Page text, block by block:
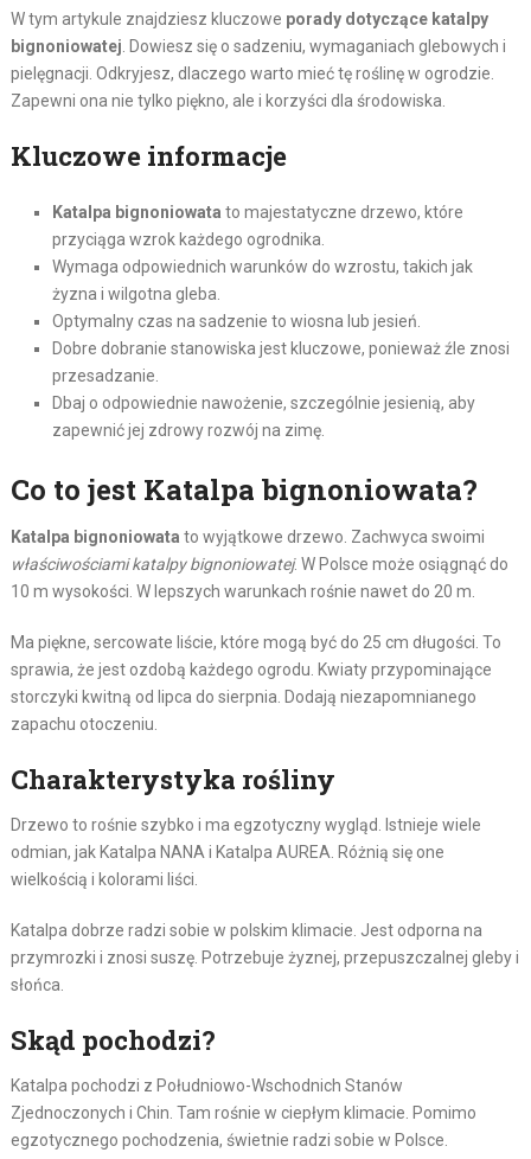
W tym artykule znajdziesz kluczowe porady dotyczące katalpy
bignoniowatej. Dowiesz się o sadzeniu, wymaganiach glebowych i
pielęgnacji. Odkryjesz, dlaczego warto mieć tę roślinę w ogrodzie.
Zapewni ona nie tylko piękno, ale i korzyści dla środowiska.
Kluczowe informacje
Katalpa bignoniowata to majestatyczne drzewo, które
przyciąga wzrok każdego ogrodnika.
Wymaga odpowiednich warunków do wzrostu, takich jak
żyzna i wilgotna gleba.
Optymalny czas na sadzenie to wiosna lub jesień.
Dobre dobranie stanowiska jest kluczowe, ponieważ źle znosi
przesadzanie.
Dbaj o odpowiednie nawożenie, szczególnie jesienią, aby
zapewnić jej zdrowy rozwój na zimę.
Co to jest Katalpa bignoniowata?
Katalpa bignoniowata to wyjątkowe drzewo. Zachwyca swoimi
właściwościami katalpy bignoniowatej. W Polsce może osiągnąć do
10 m wysokości. W lepszych warunkach rośnie nawet do 20 m.
Ma piękne, sercowate liście, które mogą być do 25 cm długości. To
sprawia, że jest ozdobą każdego ogrodu. Kwiaty przypominające
storczyki kwitną od lipca do sierpnia. Dodają niezapomnianego
zapachu otoczeniu.
Charakterystyka rośliny
Drzewo to rośnie szybko i ma egzotyczny wygląd. Istnieje wiele
odmian, jak Katalpa NANA i Katalpa AUREA. Różnią się one
wielkością i kolorami liści.
Katalpa dobrze radzi sobie w polskim klimacie. Jest odporna na
przymrozki i znosi suszę. Potrzebuje żyznej, przepuszczalnej gleby i
słońca.
Skąd pochodzi?
Katalpa pochodzi z Południowo-Wschodnich Stanów
Zjednoczonych i Chin. Tam rośnie w ciepłym klimacie. Pomimo
egzotycznego pochodzenia, świetnie radzi sobie w Polsce.